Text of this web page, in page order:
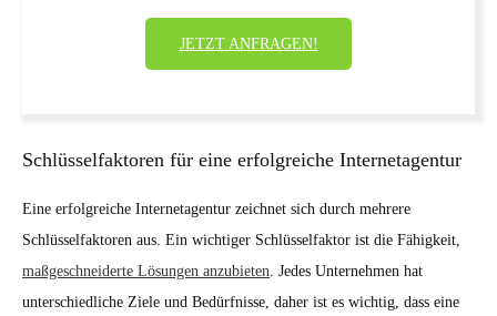
JETZT ANFRAGEN!
Schlüsselfaktoren für eine erfolgreiche Internetagentur
Eine erfolgreiche Internetagentur zeichnet sich durch mehrere
Schlüsselfaktoren aus. Ein wichtiger Schlüsselfaktor ist die Fähigkeit,
maßgeschneiderte Lösungen anzubieten . Jedes Unternehmen hat
unterschiedliche Ziele und Bedürfnisse, daher ist es wichtig, dass eine